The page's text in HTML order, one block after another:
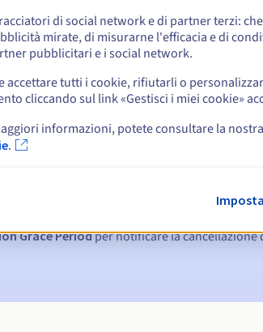
per notificare la sospensione del nome
Grace Periodper notificare la cancellazione
di social network e di partner terzi:
mirate, di misurarne l'efficacia e di
pubblicitari e i social network.
accettare tutti i cookie, rifiutarli o
cliccando sul link «Gestisci i miei cookie»
informazioni, potete consultare la nostra